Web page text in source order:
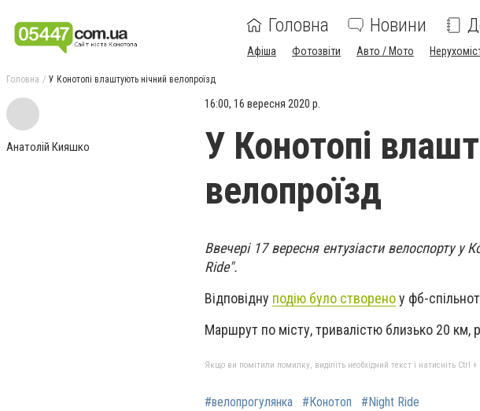
Головна Новини
Афіша Фотозвіти Авто / Мото
Головна У Конотопі влаштують нічний велопроїзд
Анатолій Кияшко
16:00, 16 вересня 2020 р.
У Конотопі
велопроїзд
Ввечері 17 вересня ентузіасти велоспорту
Ride".
Відповідну подію було створеноу фб-
Маршрут по місту, тривалістю близько 20
Якщо ви помітили помилку, виділіть необхідний текст і натисніть Ctrl
#велопрогулянка #Конотоп #Night Ride